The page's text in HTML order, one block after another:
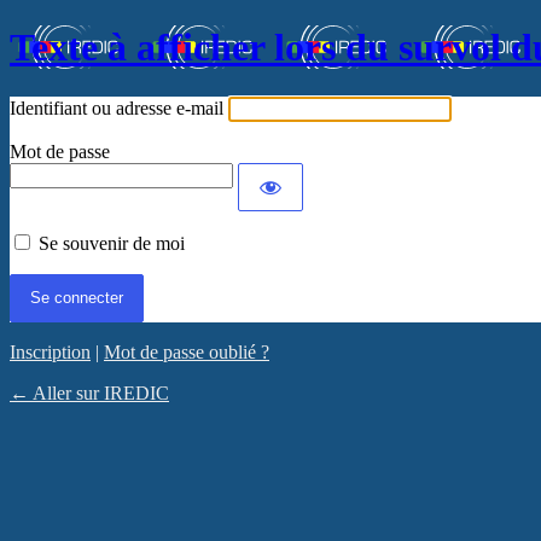
Texte à afficher lors du survol
Identifiant ou adresse e-mail
Mot de passe
Se souvenir de moi
Inscription | Mot de passe oublié ?
← Aller sur IREDIC